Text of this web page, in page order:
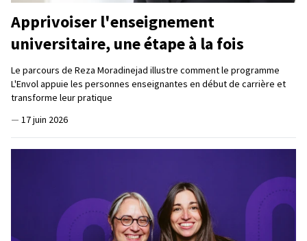
Apprivoiser l'enseignement
universitaire, une étape à la fois
Le parcours de Reza Moradinejad illustre comment le programme
L'Envol appuie les personnes enseignantes en début de carrière et
transforme leur pratique
— 17 juin 2026